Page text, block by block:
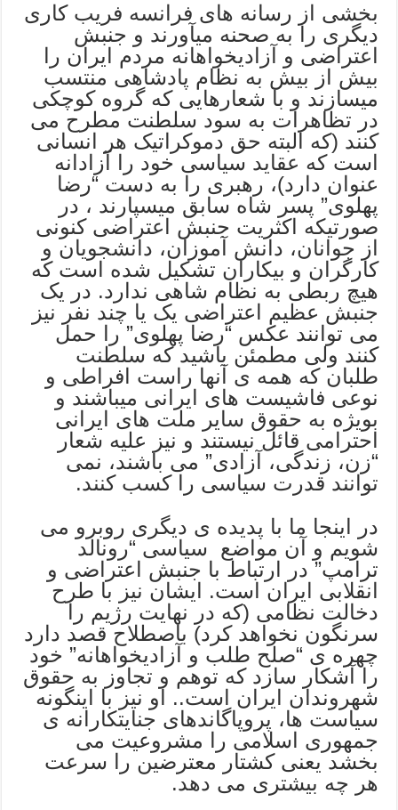
بخشی از رسانه های فرانسه فریب کاری
دیگری را به صحنه میآورند و جنبش
اعتراضی و آزادیخواهانه مردم ایران را
بیش از بیش به نظام پادشاهی منتسب
میسازند و با شعارهایی که گروه کوچکی
در تظاهرات به سود سلطنت مطرح می
کنند (که البته حق دموکراتیک هر انسانی
است که عقاید سیاسی خود را آزادانه
عنوان دارد)، رهبری را به دست “رضا
پهلوی” پسر شاه سابق میسپارند ، در
صورتیکه اکثریت جنبش اعتراضی کنونی
از جوانان، دانش آموزان، دانشجویان و
کارگران و بیکاران تشکیل شده است که
هیچ ربطی به نظام شاهی ندارد. در یک
جنبش عظیم اعتراضی یک یا چند نفر نیز
می توانند عکس “رضا پهلوی” را حمل
کنند ولی مطمئن باشید که سلطنت
طلبان که همه ی آنها راست افراطی و
نوعی فاشیست های ایرانی میباشند و
بویژه به حقوق سایر ملت های ایرانی
احترامی قائل نیستند و نیز علیه شعار
“زن، زندگی، آزادی” می باشند، نمی
توانند قدرت سیاسی را کسب کنند.
در اینجا ما با پدیده ی دیگری روبرو می
شویم و آن مواضع سیاسی “رونالد
ترامپ” در ارتباط با جنبش اعتراضی و
انقلابی ایران است. ایشان نیز با طرح
دخالت نظامی (که در نهایت رژیم را
سرنگون نخواهد کرد) باصطلاح قصد دارد
چهره ی “صلح طلب و آزادیخواهانه” خود
را آشکار سازد که توهم و تجاوز به حقوق
شهروندان ایران است.. او نیز با اینگونه
سیاست ها، پروپاگاندهای جنایتکارانه ی
جمهوری اسلامی را مشروعیت می
بخشد یعنی کشتار معترضین را سرعت
هر چه بیشتری می دهد.